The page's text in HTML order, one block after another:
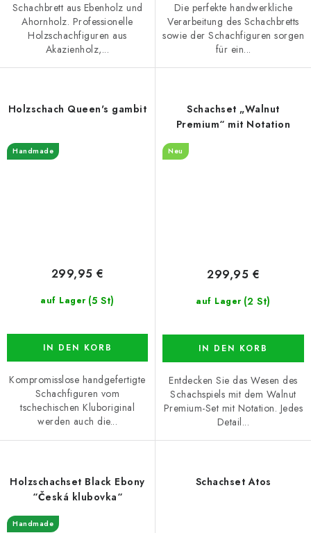
Schachbrett aus Ebenholz und
Ahornholz. Professionelle
Holzschachfiguren aus
Akazienholz,...
Die perfekte handwerkliche
Verarbeitung des Schachbretts
sowie der Schachfiguren sorgen
für ein...
Holzschach Queen's gambit
Handmade
auf Lager (5 St)
299,95 €
IN DEN KORB
Kompromisslose handgefertigte
Schachfiguren vom
tschechischen Kluboriginal
werden auch die...
Schachset „Walnut
Premium“ mit Notation
Neu
auf Lager (2 St)
299,95 €
IN DEN KORB
Entdecken Sie das Wesen des
Schachspiels mit dem Walnut
Premium-Set mit Notation. Jedes
Detail...
Holzschachset Black Ebony
“Česká klubovka“
Handmade
Schachset Atos